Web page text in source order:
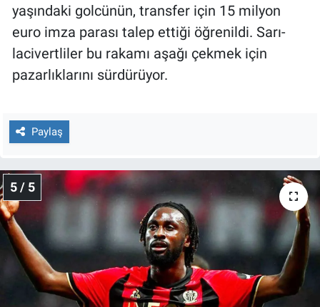
yaşındaki golcünün, transfer için 15 milyon
euro imza parası talep ettiği öğrenildi. Sarı-
lacivertliler bu rakamı aşağı çekmek için
pazarlıklarını sürdürüyor.
Paylaş
5 / 5